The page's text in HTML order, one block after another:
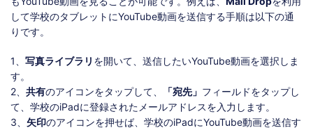
して学校のタブレットにYouTube動画を送信する手順は以下の通
りです。
1、 写真ライブラリ を開いて、送信したいYouTube動画を選択しま
す。
2、 共有のアイコンをタップして、 「宛先」 フィールドをタップし
て、学校のiPadに登録されたメールアドレスを入力します。
3、 矢印のアイコンを押せば、学校のiPadにYouTube動画を送信す